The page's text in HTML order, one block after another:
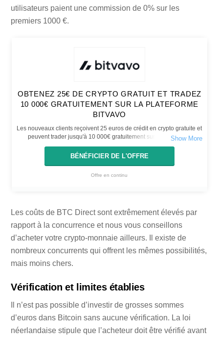
utilisateurs paient une commission de 0% sur les
premiers 1000 €.
OBTENEZ 25€ DE CRYPTO GRATUIT ET TRADEZ
10 000€ GRATUITEMENT SUR LA PLATEFORME
BITVAVO
Les nouveaux clients reçoivent 25 euros de crédit en crypto gratuite et
peuvent trader jusqu'à 10 000€ gratuitement sur la plateforme
Bitvavo. La réduction est valable pendant 7 jours après l'inscription.
BÉNÉFICIER DE L'OFFRE
Offre en continu
Les coûts de BTC Direct sont extrêmement élevés par
rapport à la concurrence et nous vous conseillons
d’acheter votre crypto-monnaie ailleurs. Il existe de
nombreux concurrents qui offrent les mêmes possibilités,
mais moins chers.
Vérification et limites établies
Il n’est pas possible d’investir de grosses sommes
d’euros dans Bitcoin sans aucune vérification. La loi
néerlandaise stipule que l’acheteur doit être vérifié avant